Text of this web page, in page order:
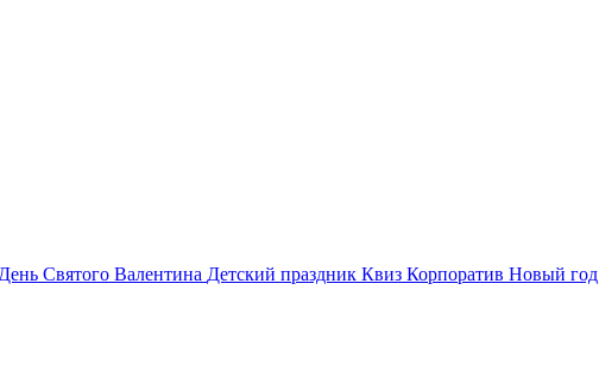
День Святого Валентина Детский праздник Квиз Корпоратив Новый год